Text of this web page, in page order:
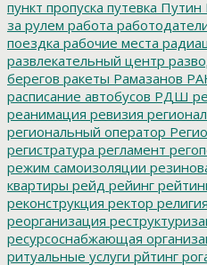
пункт пропуска путевка Путин
за рулем работа
поездка рабочие места
развлекательный центр
берегов ракеты Рамазанов
расписание автобусов РДШ
реанимация ревизия
региональный оператор
регистратура регламент
режим самоизоляции
квартиры рейд рейинг
реконструкция ректор религия
реорганизация
ресурсоснабжающая
ритуальные услуги рйтинг